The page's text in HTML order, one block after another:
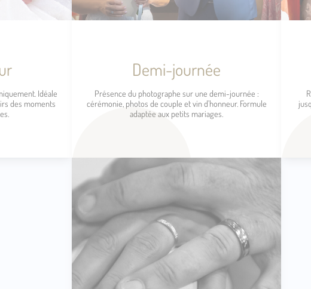
Idéale
des moments
Demi-journée
Présence du photographe sur une demi-journée :
cérémonie, photos de couple et vin d'honneur. Formule
adaptée aux petits mariages.